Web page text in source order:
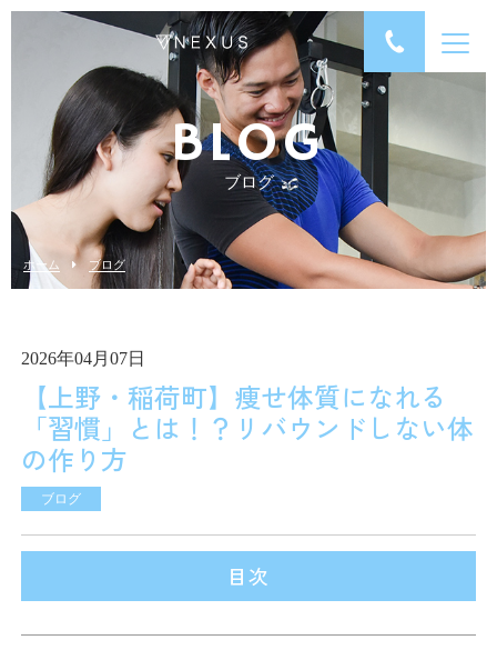
BLOG
ブログ
ホーム ブログ
2026年04月07日
【上野・稲荷町】痩せ体質になれる
「習慣」とは！？リバウンドしない体
の作り方
ブログ
目次